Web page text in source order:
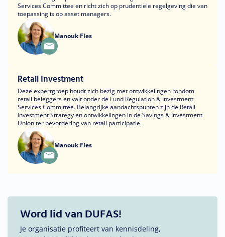
Services Committee en richt zich op prudentiële regelgeving die van
toepassing is op asset managers.
Manouk Fles
Retail Investment
Deze expertgroep houdt zich bezig met ontwikkelingen rondom
retail beleggers en valt onder de Fund Regulation & Investment
Services Committee. Belangrijke aandachtspunten zijn de Retail
Investment Strategy en ontwikkelingen in de Savings & Investment
Union ter bevordering van retail participatie.
Manouk Fles
Word lid van DUFAS!
Je organisatie profiteert van kennisdeling,